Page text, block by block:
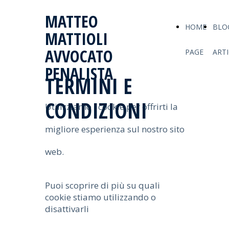
MATTEO
MATTIOLI
AVVOCATO
PENALISTA
HOME
PAGE
TERMINI E
CONDIZIONI
Utilizziamo i cookie per offrirti la
migliore esperienza sul nostro sito
web.
Puoi scoprire di più su quali
cookie stiamo utilizzando o
disattivarli